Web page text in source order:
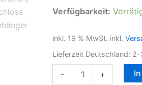
Verfügbarkeit:
inkl. 19 % MwSt. inkl.
Lieferzeit Deutschland: 2-
-
SafetyBox
+